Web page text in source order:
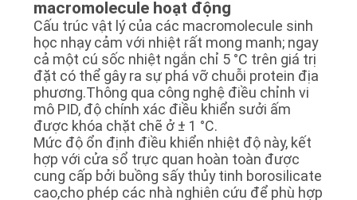
macromolecule hoạt động
Cấu trúc vật lý của các macromolecule sinh
học nhạy cảm với nhiệt rất mong manh; ngay
cả một cú sốc nhiệt ngắn chỉ 5 °C trên giá trị
đặt có thể gây ra sự phá vỡ chuỗi protein địa
phương.Thông qua công nghệ điều chỉnh vi
mô PID, độ chính xác điều khiển sưởi ấm
được khóa chặt chẽ ở ± 1 °C.
Mức độ ổn định điều khiển nhiệt độ này, kết
hợp với cửa sổ trực quan hoàn toàn được
cung cấp bởi buồng sấy thủy tinh borosilicate
cao,cho phép các nhà nghiên cứu để phù hợp